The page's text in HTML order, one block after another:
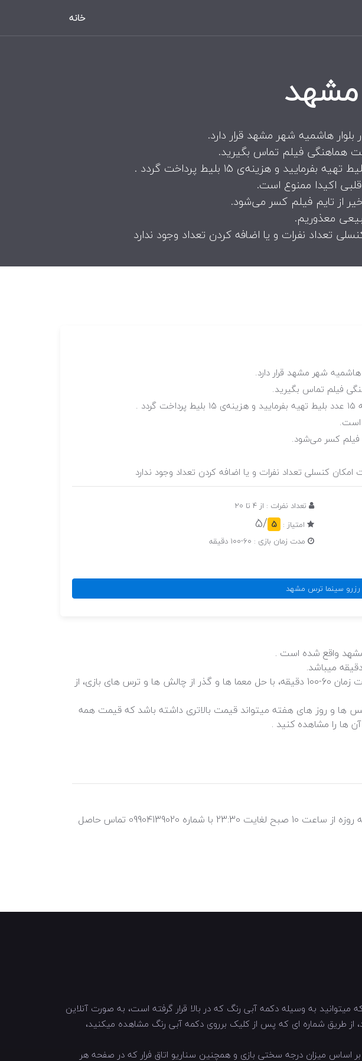
خانه
هاشمیه شهر مشهد قرار دارد.
هماهنگی فیلم تماس بگیرید.
از تایم فیلم کسر می‌شود.
معذوریم.
تعداد نفرات و یا اضافه کردن تعداد وجود ندارد
شهر مشهد قرار دارد.
فیلم تماس بگیرید.
.
فیلم کسر می‌شود.
کنسلی تعداد نفرات و یا اضافه کردن تعداد وجود ندارد
تعداد نفرات : از 4 تا 20
امتیاز : 5
/5
مدت زمان بازی : 60-100 دقیقه
رزرو سینما ترس مشهد
واقع شده است .
شما میتوانید با گروه خودتان که باید متشکل از 4 تا 20 نفر و حداقل 16 سال سن باشند، در مدت زمان 60-100 دقیقه، با حل معما ها و گذر از چالش ها و ترس های بازی، از
حالت، 230,000 تومان است و در برخی از سانس ها و روز های هفته میتواند قیمت بالاتری داشته باشد که قیمت همه
را مشاهده کنید .
جهت رزرو سینما ترس مشهد و یا اطلاع از سانس های موجود سینما ترس مشهد میتوانید همه روزه از ساعت 10 صبح لغایت 23:30 با شماره 09904139020 تماس حاصل
به وسیله دکمه آبی رنگ که در بالا قرار گرفته است، به صورت آنلاین
طریق شماره ای که پس از کلیک برروی دکمه آبی رنگ مشاهده میکنید،
همه اتاق فرار ها را بر اساس میزان درجه سختی بازی و همچنین سناریو اتاق فرار که در صفحه هر